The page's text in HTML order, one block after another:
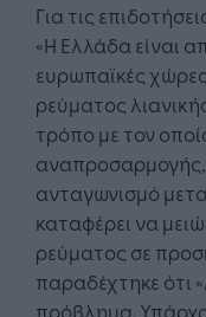
Για τις
«Η Ελλάδα είναι
ευρωπαϊκές
ρεύματος
τρόπο με τον
αναπροσαρμογής,
ανταγωνισμό
καταφέρει να
ρεύματος σε
παραδέχτηκε ότι
πρόβλημα.